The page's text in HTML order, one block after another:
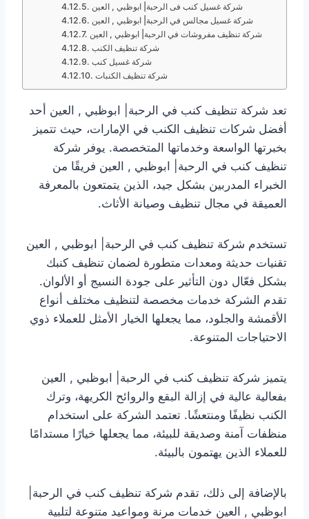
شركة غسيل كنب فى الرحبة| ابوظبي , العين
شركة غسيل مجالس في الرحبة| ابوظبي , العين
شركة تنظيف مفروشات في الرحبة| ابوظبي , العين
شركة تنظيف الكنب
تعد شركة تنظيف كنب في الرحبة| ابوظبي , العين أحد
أفضل شركات تنظيف الكنب في الإمارات، حيث تتميز
بخبرتها الواسعة وخدماتها المتخصصة. يوفر شركة
تنظيف كنب في الرحبة| ابوظبي , العين فريقًا من
الخبراء المدربين بشكل جيد، الذين يتمتعون بالمعرفة
العميقة في مجال تنظيف وصيانة الأثاث.
تستخدم شركة تنظيف كنب في الرحبة| ابوظبي , العين
تقنيات حديثة ومعدات متطورة لضمان تنظيف كنبك
بشكل فعّال دون التأثير على جودة النسيج أو الألوان.
تقدم الشركة خدمات مخصصة لتنظيف مختلف أنواع
الأقمشة والجلود، مما يجعلها الخيار الأمثل للعملاء ذوي
الاحتياجات المتنوعة.
يتميز شركة تنظيف كنب في الرحبة| ابوظبي , العين
بفعالية عالية في إزالة البقع والروائح الكريهة، وترك
الكنب نظيفًا ومنتعشًا. تعتمد الشركة على استخدام
منظفات آمنة وصديقة للبيئة، مما يجعلها خيارًا مستدامًا
للعملاء الذين يهتمون بالبيئة.
بالإضافة إلى ذلك، تقدم شركة تنظيف كنب في الرحبة|
ابوظبي , العين خدمات مرنة ومواعيد متنوعة لتلبية